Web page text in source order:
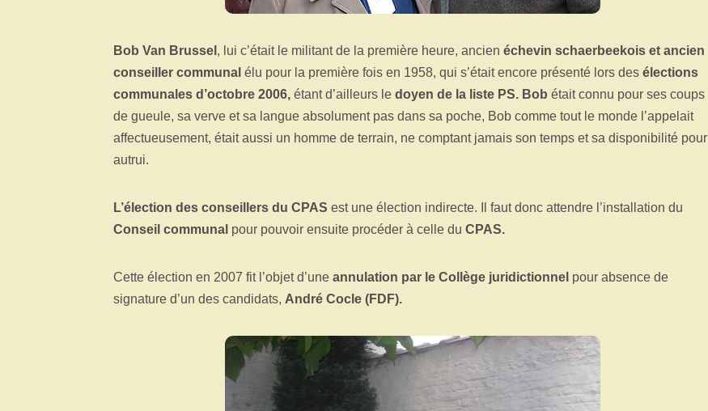
Bob Van Brussel , lui c’était le militant de la première heure, ancien échevin schaerbeekois et ancien
conseiller communal élu pour la première fois en 1958, qui s’était encore présenté lors des élections
communales d’octobre 2006, étant d’ailleurs le doyen de la liste PS. Bob était connu pour ses coups
de gueule, sa verve et sa langue absolument pas dans sa poche, Bob comme tout le monde l’appelait
affectueusement, était aussi un homme de terrain, ne comptant jamais son temps et sa disponibilité pour
autrui.
L’élection des conseillers du CPAS est une élection indirecte. Il faut donc attendre l’installation du
Conseil communal pour pouvoir ensuite procéder à celle du CPAS.
Cette élection en 2007 fit l’objet d’une annulation par le Collège juridictionnel pour absence de
signature d’un des candidats, André Cocle (FDF).